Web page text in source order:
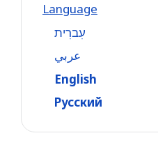
Language
עִברִית
عربي
English
Русский